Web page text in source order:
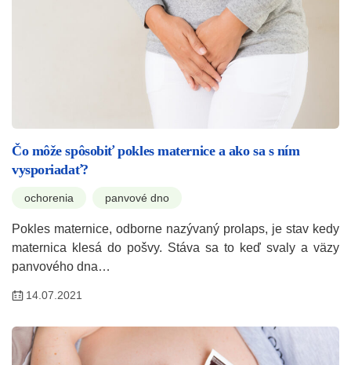
Čo môže spôsobiť pokles maternice a ako sa s ním
vysporiadať?
ochorenia panvové dno
Pokles maternice, odborne nazývaný prolaps, je stav kedy
maternica klesá do pošvy. Stáva sa to keď svaly a väzy
panvového dna…
14.07.2021